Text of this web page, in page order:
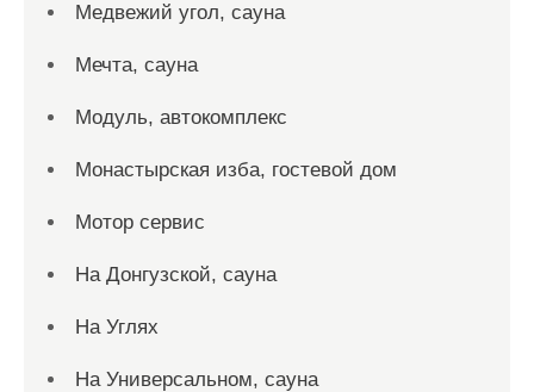
Медвежий угол, сауна
Мечта, сауна
Модуль, автокомплекс
Монастырская изба, гостевой дом
Мотор сервис
На Донгузской, сауна
На Углях
На Универсальном, сауна